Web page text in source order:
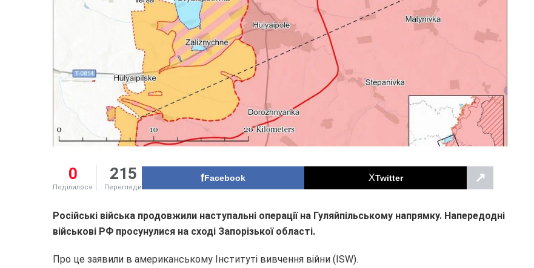
0
Поділилося
215
Перегляди
Facebook Twitter ↗
Російські війська продовжили наступальні операції на Гуляйпільському напрямку. Напередодні
військові РФ просунулися на сході Запорізької області.
Про це заявили в американському Інституті вивчення війни (ISW).